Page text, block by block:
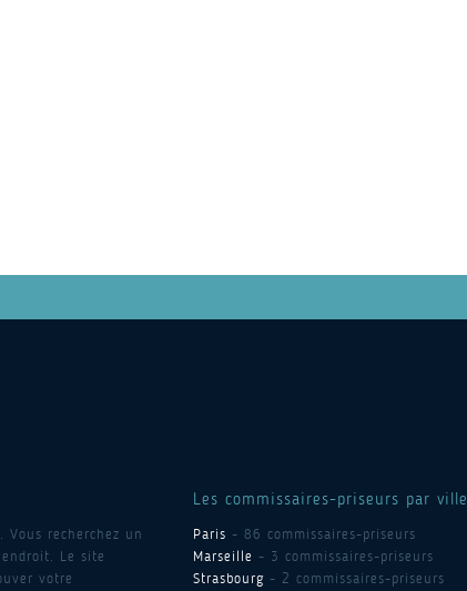
Vous recherchez un
Le site
votre
Les commissaires-priseurs par ville
Paris - 86 commissaires-priseurs
Marseille - 3 commissaires-priseurs
Strasbourg - 2 commissaires-priseurs